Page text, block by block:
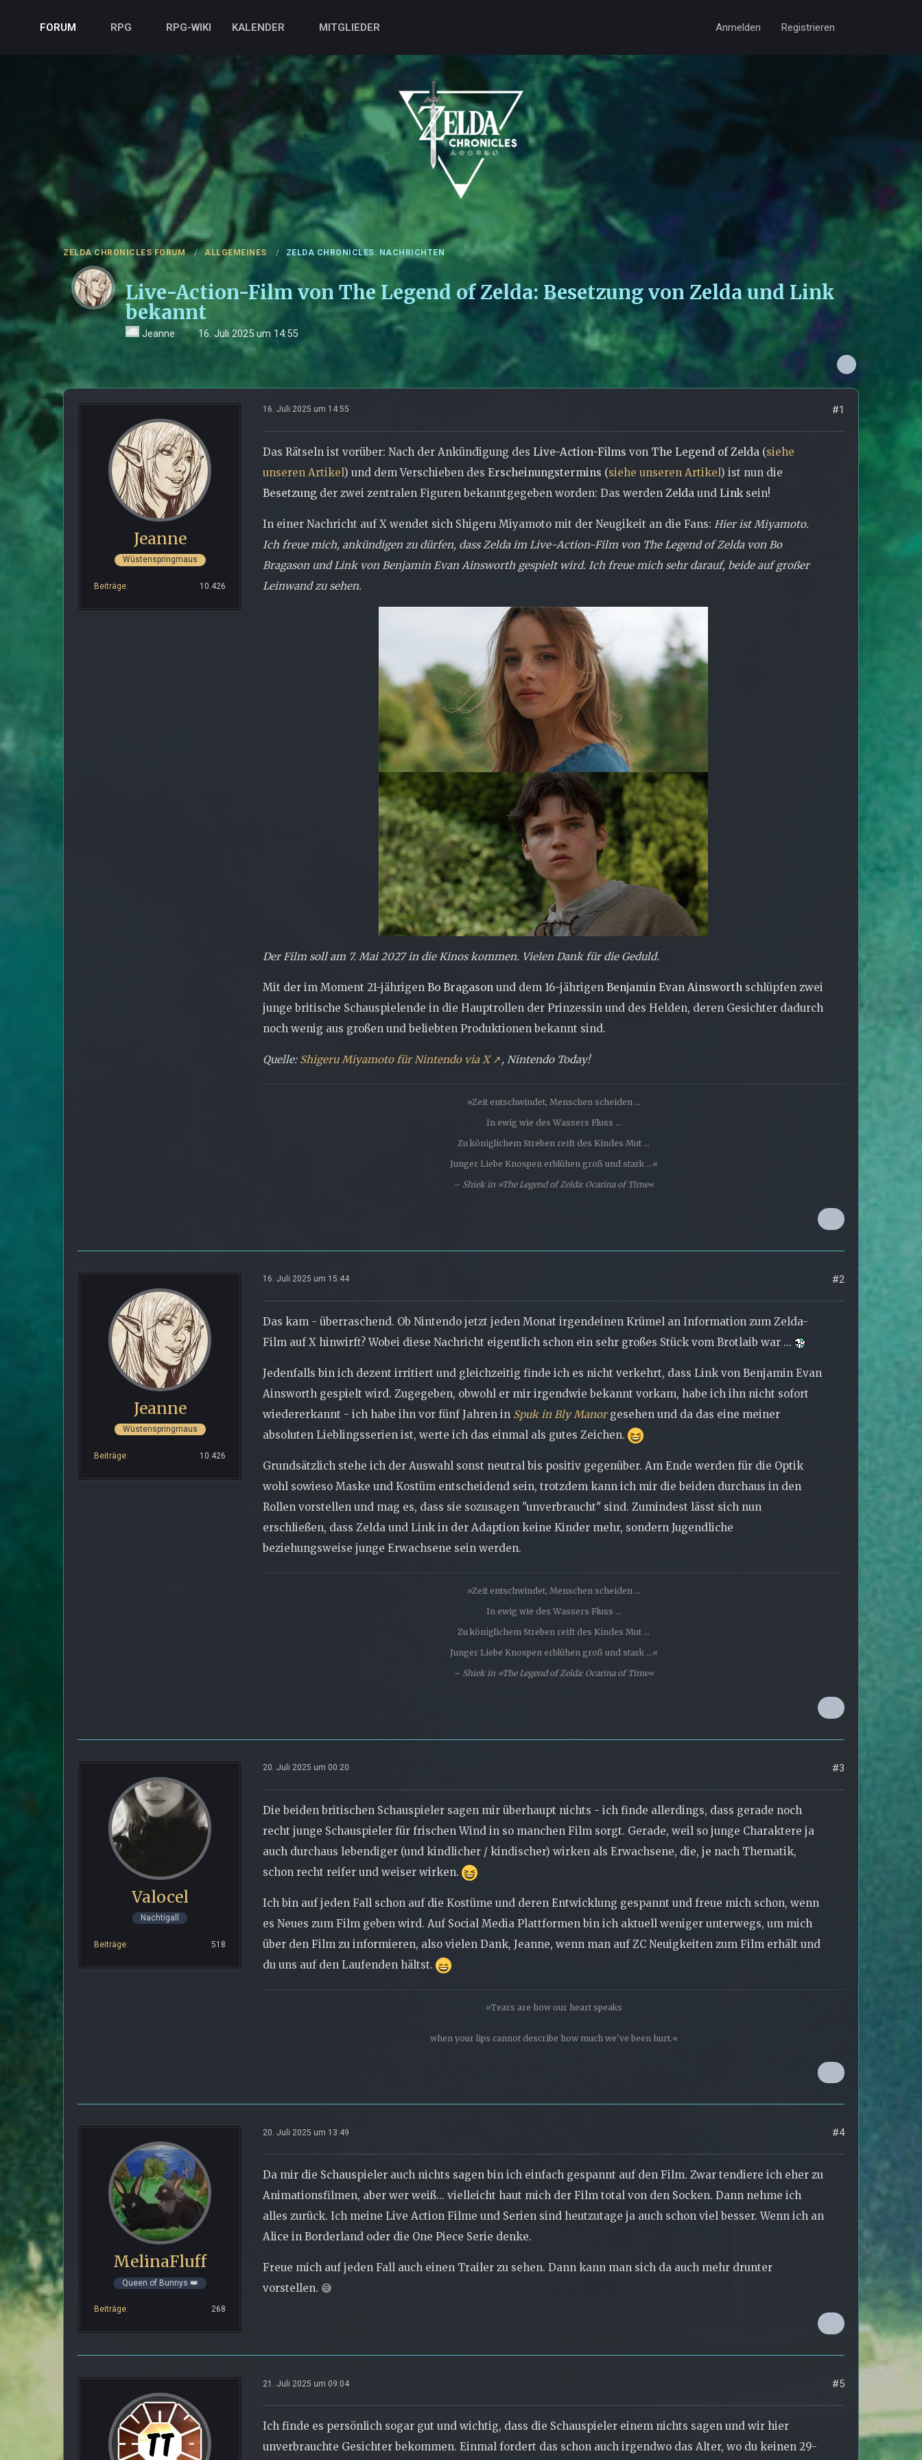
FORUM RPG RPG-WIKI KALENDER MITGLIEDER Anmelden Registrieren
ZELDA CHRONICLES FORUM ALLGEMEINES ZELDA CHRONICLES: NACHRICHTEN
Live-Action-Film von The Legend of Zelda: Besetzung von Zelda und Link
bekannt
Jeanne 16. Juli 2025 um 14:55
Jeanne
Wüstenspringmaus
Beiträge 10.426
16. Juli 2025 um 14:55 #1
Das Rätseln ist vorüber: Nach der Ankündigung des Live-Action-Films von The Legend of Zelda (siehe
unseren Artikel) und dem Verschieben des Erscheinungstermins (siehe unseren Artikel) ist nun die
Besetzung der zwei zentralen Figuren bekanntgegeben worden: Das werden Zelda und Linksein!
In einer Nachricht auf X wendet sich Shigeru Miyamoto mit der Neugikeit an die Fans: Hier ist Miyamoto.
Ich freue mich, ankündigen zu dürfen, dass Zelda im Live-Action-Film von The Legend of Zelda von Bo
Bragason und Link von Benjamin Evan Ainsworth gespielt wird. Ich freue mich sehr darauf, beide auf großer
Leinwand zu sehen.
Der Film soll am 7. Mai 2027 in die Kinos kommen. Vielen Dank für die Geduld.
Mit der im Moment 21-jährigen Bo Bragason und dem 16-jährigen Benjamin Evan Ainsworth schlüpfen zwei
junge britische Schauspielende in die Hauptrollen der Prinzessin und des Helden, deren Gesichter dadurch
noch wenig aus großen und beliebten Produktionen bekannt sind.
Quelle: Shigeru Miyamoto für Nintendo via X , Nintendo Today!
»Zeit entschwindet, Menschen scheiden ...
In ewig wie des Wassers Fluss ...
Zu königlichem Streben reift des Kindes Mut ...
Junger Liebe Knospen erblühen groß und stark ...«
– Shiek in »The Legend of Zelda: Ocarina of Time«
Jeanne
Wüstenspringmaus
Beiträge 10.426
16. Juli 2025 um 15:44 #2
Das kam - überraschend. Ob Nintendo jetzt jeden Monat irgendeinen Krümel an Information zum Zelda-
Film auf X hinwirft? Wobei diese Nachricht eigentlich schon ein sehr großes Stück vom Brotlaib war ...
Jedenfalls bin ich dezent irritiert und gleichzeitig finde ich es nicht verkehrt, dass Link von Benjamin Evan
Ainsworth gespielt wird. Zugegeben, obwohl er mir irgendwie bekannt vorkam, habe ich ihn nicht sofort
wiedererkannt - ich habe ihn vor fünf Jahren in Spuk in Bly Manorgesehen und da das eine meiner
absoluten Lieblingsserien ist, werte ich das einmal als gutes Zeichen.
Grundsätzlich stehe ich der Auswahl sonst neutral bis positiv gegenüber. Am Ende werden für die Optik
wohl sowieso Maske und Kostüm entscheidend sein, trotzdem kann ich mir die beiden durchaus in den
Rollen vorstellen und mag es, dass sie sozusagen "unverbraucht" sind. Zumindest lässt sich nun
erschließen, dass Zelda und Link in der Adaption keine Kinder mehr, sondern Jugendliche
beziehungsweise junge Erwachsene sein werden.
»Zeit entschwindet, Menschen scheiden ...
In ewig wie des Wassers Fluss ...
Zu königlichem Streben reift des Kindes Mut ...
Junger Liebe Knospen erblühen groß und stark ...«
– Shiek in »The Legend of Zelda: Ocarina of Time«
Valocel
Nachtigall
Beiträge 518
20. Juli 2025 um 00:20 #3
Die beiden britischen Schauspieler sagen mir überhaupt nichts - ich finde allerdings, dass gerade noch
recht junge Schauspieler für frischen Wind in so manchen Film sorgt. Gerade, weil so junge Charaktere ja
auch durchaus lebendiger (und kindlicher / kindischer) wirken als Erwachsene, die, je nach Thematik,
schon recht reifer und weiser wirken.
Ich bin auf jeden Fall schon auf die Kostüme und deren Entwicklung gespannt und freue mich schon, wenn
es Neues zum Film geben wird. Auf Social Media Plattformen bin ich aktuell weniger unterwegs, um mich
über den Film zu informieren, also vielen Dank, Jeanne, wenn man auf ZC Neuigkeiten zum Film erhält und
du uns auf den Laufenden hältst.
»Tears are how our heart speaks
when your lips cannot describe how much we've been hurt.«
MelinaFluff
Queen of Bunnys 👑
Beiträge 268
20. Juli 2025 um 13:49 #4
Da mir die Schauspieler auch nichts sagen bin ich einfach gespannt auf den Film. Zwar tendiere ich eher zu
Animationsfilmen, aber wer weiß... vielleicht haut mich der Film total von den Socken. Dann nehme ich
alles zurück. Ich meine Live Action Filme und Serien sind heutzutage ja auch schon viel besser. Wenn ich an
Alice in Borderland oder die One Piece Serie denke.
Freue mich auf jeden Fall auch einen Trailer zu sehen. Dann kann man sich da auch mehr drunter
vorstellen. 😅
21. Juli 2025 um 09:04 #5
Ich finde es persönlich sogar gut und wichtig, dass die Schauspieler einem nichts sagen und wir hier
unverbrauchte Gesichter bekommen. Einmal fordert das schon auch irgendwo das Alter, wo du keinen 29-